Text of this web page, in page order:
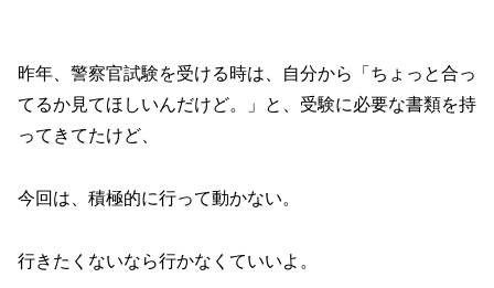
昨年、警察官試験を受ける時は、自分から「ちょっと合っ
てるか見てほしいんだけど。」と、受験に必要な書類を持
ってきてたけど、
今回は、積極的に行って動かない。
行きたくないなら行かなくていいよ。